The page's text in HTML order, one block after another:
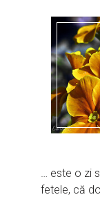
… este o zi
fetele, că